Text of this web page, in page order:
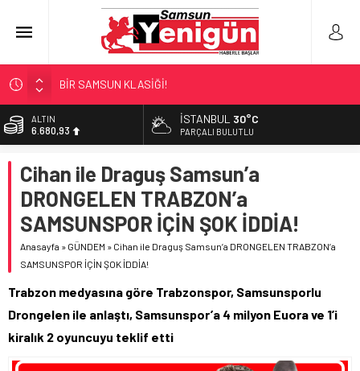
BİR SAMSUN KLASİĞİ!
SAMSUN’DA DENİZ FACİASI!
KUNDUZ’DA SKANDAL!
SAMSUN’DA ‘DOSTLUK’ GÖSTERİSİ!
ALTIN
6.680,93
13.795,57
DOLAR
47,7189
55,2097
İSTANBUL 30°C
PARÇALI BULUTLU
Cihan ile Draguş Samsun’a
DRONGELEN TRABZON’a
SAMSUNSPOR İÇİN ŞOK İDDİA!
Anasayfa » GÜNDEM » Cihan ile Draguş Samsun’a DRONGELEN TRABZON’a
SAMSUNSPOR İÇİN ŞOK İDDİA!
Trabzon medyasına göre Trabzonspor, Samsunsporlu
Drongelen ile anlaştı, Samsunspor’a 4 milyon Euora ve 1’i
kiralık 2 oyuncuyu teklif etti